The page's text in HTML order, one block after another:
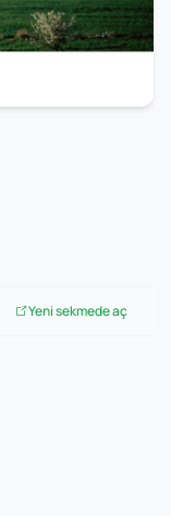
Yeni sekmede aç